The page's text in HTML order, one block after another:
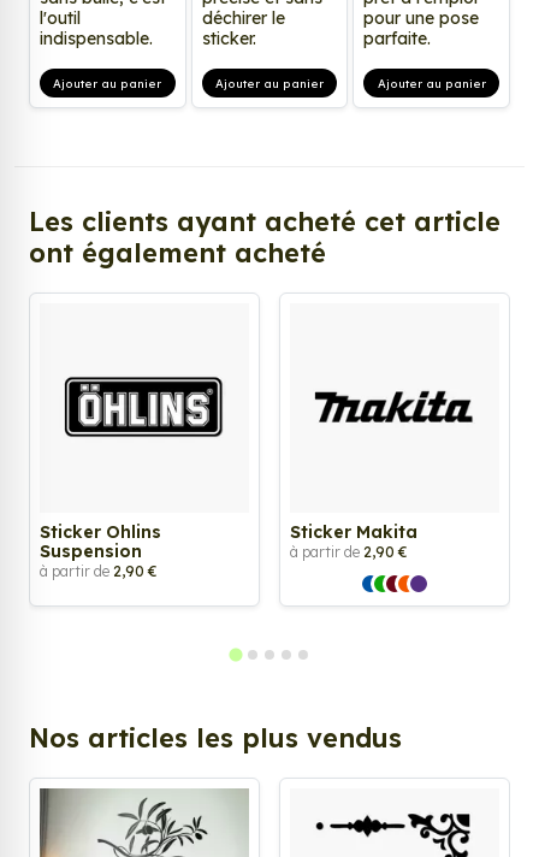
l'outil
indispensable.
Ajouter au panier
déchirer le
sticker.
Ajouter au panier
pour une pose
parfaite.
Ajouter au panier
Les clients ayant acheté cet article
ont également acheté
Sticker Ohlins
Suspension
à partir de 2,90 €
Sticker Makita
à partir de 2,90 €
Nos articles les plus vendus